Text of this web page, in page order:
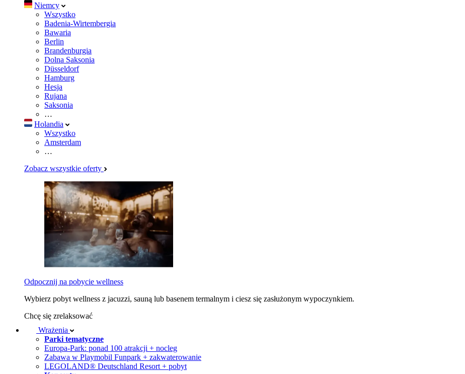
Niemcy
Wszystko
Badenia-Wirtembergia
Bawaria
Berlin
Brandenburgia
Dolna Saksonia
Düsseldorf
Hamburg
Hesja
Rujana
Saksonia
…
Holandia
Wszystko
Amsterdam
…
Zobacz wszystkie oferty
Odpocznij na pobycie wellness
Wybierz pobyt wellness z jacuzzi, sauną lub basenem termalnym i ciesz się zasłużonym wypoczynkiem.
Chcę się zrelaksować
Wrażenia
Parki tematyczne
Europa-Park: ponad 100 atrakcji + nocleg
Zabawa w Playmobil Funpark + zakwaterowanie
LEGOLAND® Deutschland Resort + pobyt